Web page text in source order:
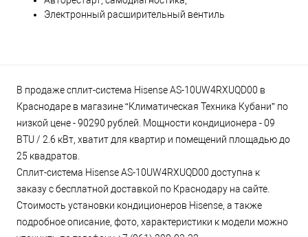
Электронный расширительный вентиль
В продаже сплит-система Hisense AS-10UW4RXUQD00 в
Краснодаре в магазине “Климатическая Техника Кубани” по
низкой цене - 90290 рублей. Мощности кондиционера - 09
BTU / 2.6 кВт, хватит для квартир и помещений площадью до
25 квадратов.
Сплит-система Hisense AS-10UW4RXUQD00 доступна к
заказу с бесплатной доставкой по Краснодару на сайте.
Стоимость установки кондиционеров Hisense, а также
подробное описание, фото, характеристики к модели можно